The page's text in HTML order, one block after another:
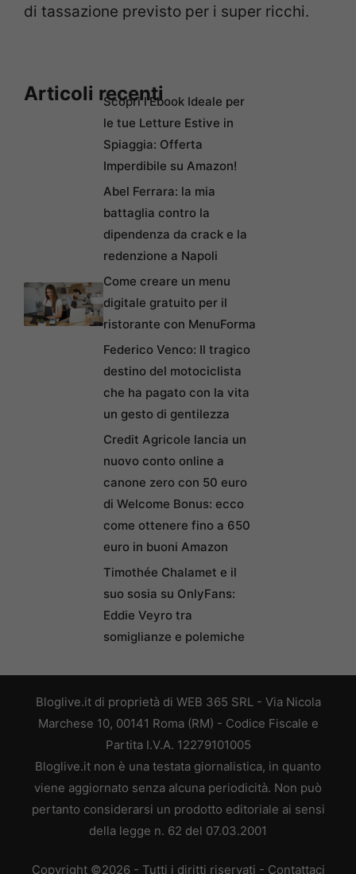
di tassazione previsto per i super ricchi.
Articoli recentiScopri l’Ebook Ideale per
le tue Letture Estive in
Spiaggia: Offerta
Imperdibile su Amazon!
Abel Ferrara: la mia
battaglia contro la
dipendenza da crack e la
redenzione a Napoli
Come creare un menu
digitale gratuito per il
ristorante con MenuForma
Federico Venco: Il tragico
destino del motociclista
che ha pagato con la vita
un gesto di gentilezza
Credit Agricole lancia un
nuovo conto online a
canone zero con 50 euro
di Welcome Bonus: ecco
come ottenere fino a 650
euro in buoni Amazon
Timothée Chalamet e il
suo sosia su OnlyFans:
Eddie Veyro tra
somiglianze e polemiche
Bloglive.it di proprietà di WEB 365 SRL - Via Nicola
Marchese 10, 00141 Roma (RM) - Codice Fiscale e
Partita I.V.A. 12279101005
Bloglive.it non è una testata giornalistica, in quanto
viene aggiornato senza alcuna periodicità. Non può
pertanto considerarsi un prodotto editoriale ai sensi
della legge n. 62 del 07.03.2001
Copyright ©2026 - Tutti i diritti riservati - Contattaci